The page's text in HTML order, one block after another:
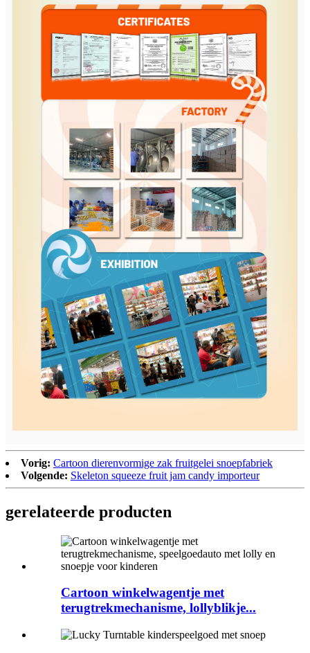
Vorig: Cartoon dierenvormige zak fruitgelei snoepfabriek
Volgende: Skeleton squeeze fruit jam candy importeur
gerelateerde producten
Cartoon winkelwagentje met
terugtrekmechanisme, lollyblikje...